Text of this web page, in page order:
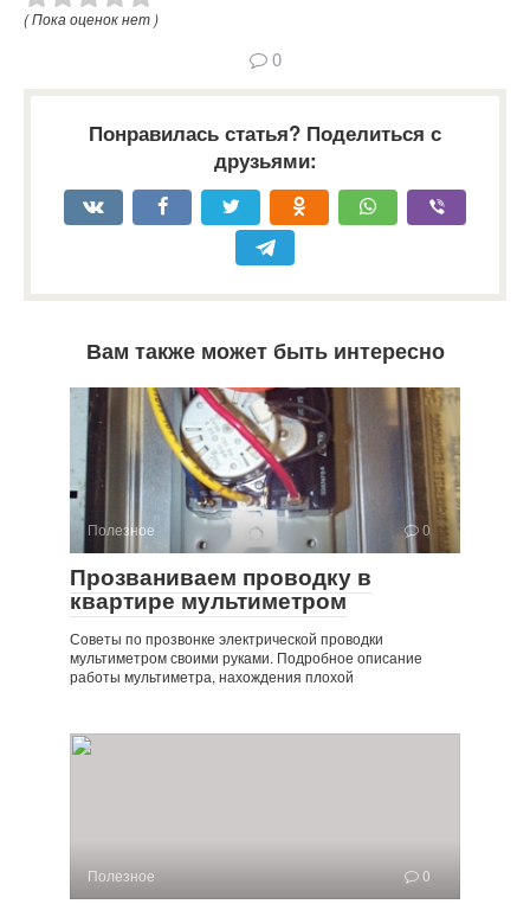
( Пока оценок нет )
0
Понравилась статья? Поделиться с
друзьями:
Вам также может быть интересно
Полезное 0
Прозваниваем проводку в
квартире мультиметром
Советы по прозвонке электрической проводки
мультиметром своими руками. Подробное описание
работы мультиметра, нахождения плохой
Полезное 0